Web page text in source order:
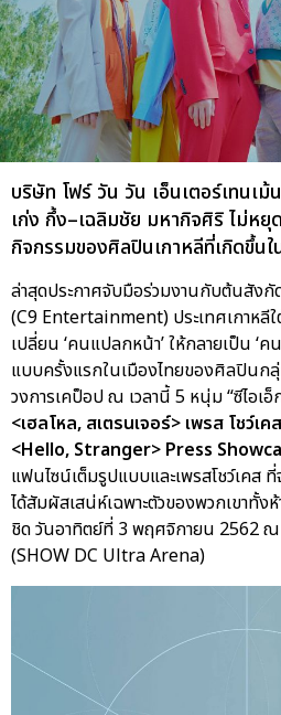
บริษัท โฟร์ วัน วัน เอ็นเตอร์เทนเ
เก่ง กึ้ง–เฉลิมชัย มหากิจศิริ ไม่ห
กิจกรรมของศิลปินเกาหลีที่เกิดขึ้นใ
ล่าสุดประกาศจับมือร่วมงานกับต้นสังกั
(C9 Entertainment) ประเทศเกาหลี
เปลี่ยน ‘คนแปลกหน้า’ ให้กลายเป็น ‘
แบบครั้งแรกในเมืองไทยของศิลปินก
วงการเคป็อป ณ เวลานี้ 5 หนุ่ม “ซีไอเอ็
<เฮลโหล, สเตรนเจอร์> เพรส โชว์เ
<Hello, Stranger> Press
แฟนไซน์เต็มรูปแบบและเพรสโชว์เคส
ได้สัมผัสเสน่ห์เฉพาะตัวของพวกเขาทั้ง
ชิด วันอาทิตย์ที่ 3 พฤศจิกายน 2562 ณ
(SHOW DC Ultra Arena)